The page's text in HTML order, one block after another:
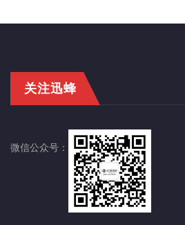
关注迅蜂
微信公众号：